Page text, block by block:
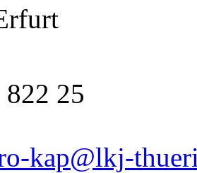
25
kap@lkj-